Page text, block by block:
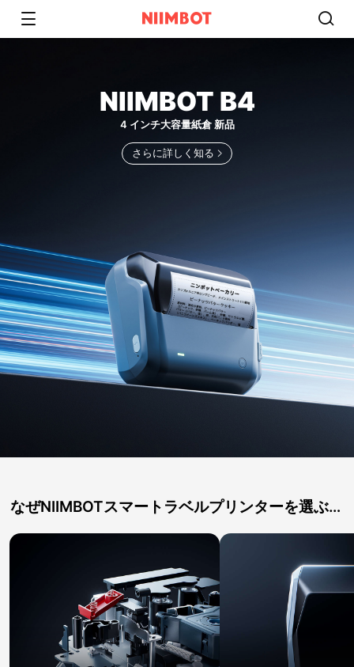
NIIMBOT B4
4 インチ大容量紙倉 新品
さらに詳しく知る
なぜNIIMBOTスマートラベルプリンターを選ぶの